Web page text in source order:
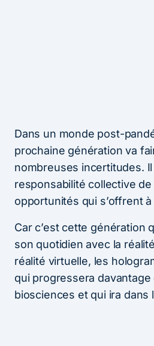
Dans un monde post-
prochaine génération va
nombreuses incertitudes.
responsabilité collective
opportunités qui s’offrent à
Car c’est cette génération
son quotidien avec la
réalité virtuelle, les
qui progressera davantage
biosciences et qui ira dans